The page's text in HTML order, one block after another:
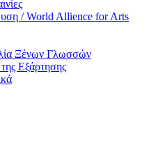
/ World Allience for Arts
Ξένων Γλωσσών
Εξάρτησης